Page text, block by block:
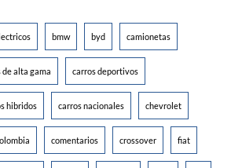
bmw byd camionetas
de alta gama carros deportivos
hibridos carros nacionales chevrolet
comentarios crossover fiat